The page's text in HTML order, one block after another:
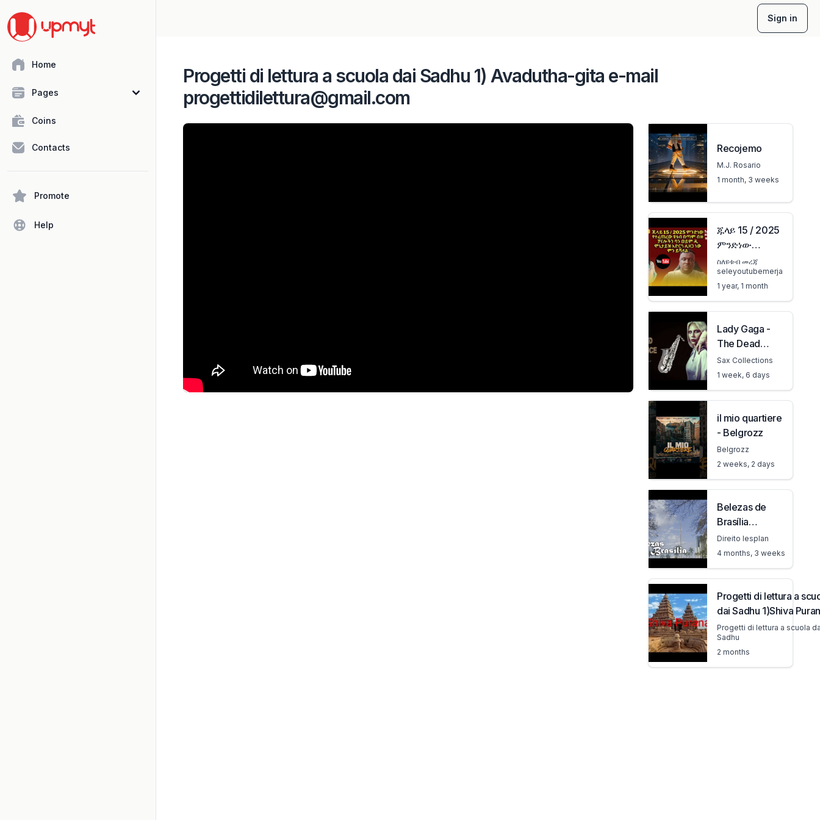
Sign in
Home
Pages
Coins
Contacts
Promote
Help
Progetti di lettura a scuola dai Sadhu 1) Avadutha-gita e-mail
progettidilettura@gmail.com
Recojemo
M.J. Rosario
1 month, 3 weeks
ጁላይ 15 / 2025
ምንድነው
የተፈጠረው ዩቱብ
በጣም ብዙ
ቻናሎችን ባን
ወይም ዲ
ሊዘጋ ነውmake
money online
on youtube
ስለዩቱብ መረጃ
seleyoutubemerja
1 year, 1 month
Lady Gaga -
The Dead
Dance - Sax
Alto🎷
Sax Collections
1 week, 6 days
il mio quartiere
- Belgrozz
Belgrozz
2 weeks, 2 days
Belezas de
Brasília
#aricobenamata
@luckemas
Direito Iesplan
4 months, 3 weeks
Progetti di lettura a
dai Sadhu 1)Shiva
cap.1-2 e-mail
Progetti di lettura a scuola
Sadhu
2 months